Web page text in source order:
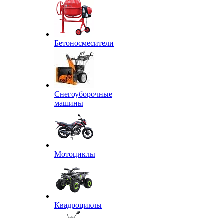
Бетоносмесители
Снегоуборочные
машины
Мотоциклы
Квадроциклы